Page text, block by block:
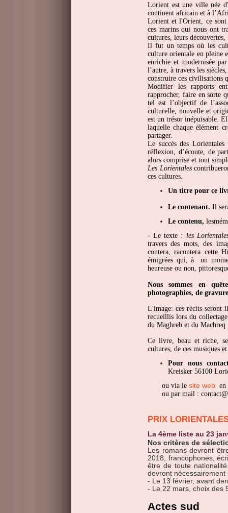
Lorient est une ville née
continent africain et à
Lorient et l'Orient, ce sont
ces marins qui nous ont
cultures, leurs
Il fut un temps où les
culture orientale en pleine
enrichie et modernisée
l’autre, à travers les
construire ces civilisations
Modifier les rapports
rapprocher, faire en sorte
tel est l’objectif de
culturelle, nouvelle et
est un trésor inépuisable.
laquelle chaque élément
partager.
Le succès des
réflexion, d’écoute, de
alors comprise et tout
Les Lorientales
ces cultures.
Un titre pour ce
Le contenant. Il
Le contenu,
- Le texte : les
travers des mots, des
contera, racontera cette
émigrées qui, à un
heureuse ou non,
Nous sommes en
photographies, de
L'image: ces récits seront
recueillis lors du
du Maghreb et du Machreq
Ce livre, beau et riche,
cultures, de ces musiques
Pour nous
Kreisker 56100
ou via le site web en
ou par mail :
PRIX
La 4ème liste au 23
Nos critères de
Les romans devront
2018, francophones,
être de toute
devront
- Le 13 février, avant
- Le 22 mars, choix des
Actes sud